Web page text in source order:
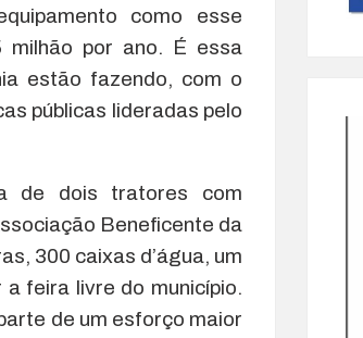
como esse
milhão por ano. É essa
estão fazendo, com o
públicas lideradas pelo
de dois tratores com
Beneficente da
300 caixas d’água, um
feira livre do município.
de um esforço maior